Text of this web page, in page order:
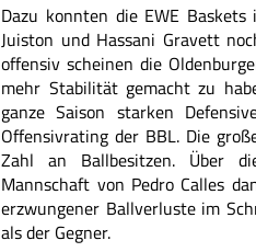
Dazu konnten die EWE
Juiston und Hassani Gravett
offensiv scheinen die
mehr Stabilität gemacht zu
ganze Saison starken
Offensivrating der BBL. Die
Zahl an Ballbesitzen. Über
Mannschaft von Pedro Calles
erzwungener Ballverluste im
als der Gegner.